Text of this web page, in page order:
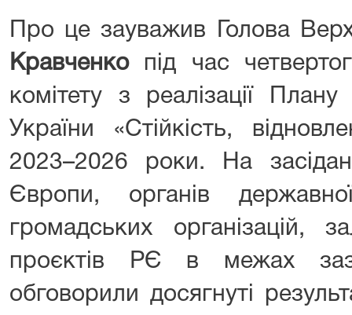
Про це зауважив Голова
Кравченкопід час
комітету з реалізації
України «Стійкість,
2023–2026 роки. На
Європи, органів
громадських організацій,
проєктів РЄ в межах
обговорили досягнуті